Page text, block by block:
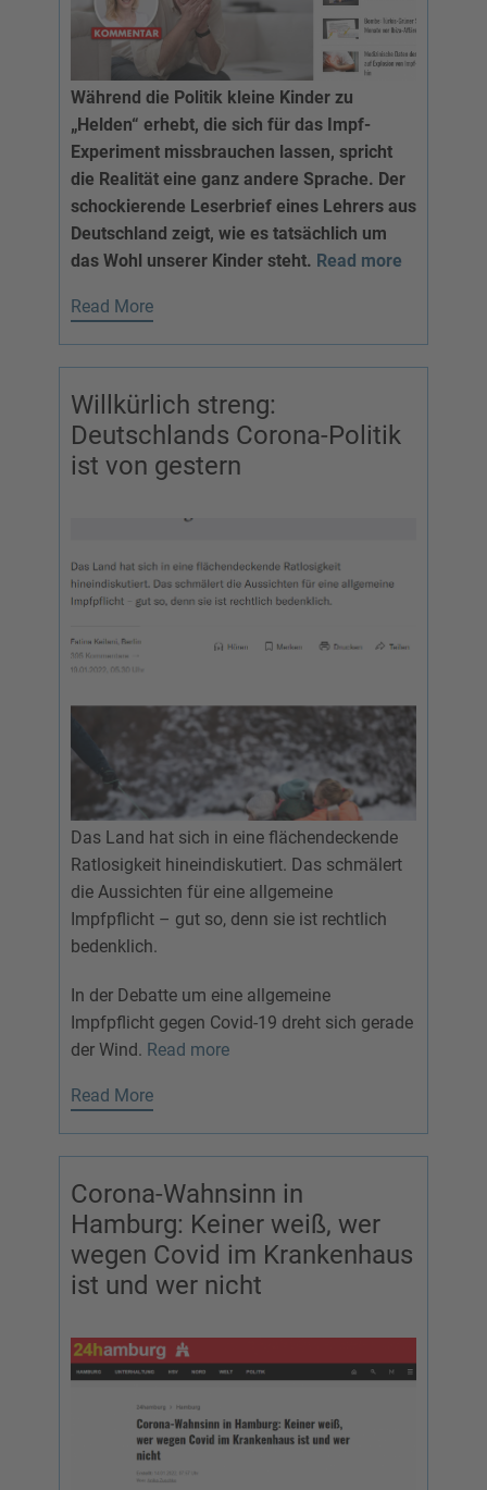
Während die Politik kleine Kinder zu
„Helden“ erhebt, die sich für das Impf-
Experiment missbrauchen lassen, spricht
die Realität eine ganz andere Sprache. Der
schockierende Leserbrief eines Lehrers aus
Deutschland zeigt, wie es tatsächlich um
das Wohl unserer Kinder steht. Read more
Read More
Willkürlich streng:
Deutschlands Corona-Politik
ist von gestern
Das Land hat sich in eine flächendeckende
Ratlosigkeit hineindiskutiert. Das schmälert
die Aussichten für eine allgemeine
Impfpflicht – gut so, denn sie ist rechtlich
bedenklich.
In der Debatte um eine allgemeine
Impfpflicht gegen Covid-19 dreht sich gerade
der Wind. Read more
Read More
Corona-Wahnsinn in
Hamburg: Keiner weiß, wer
wegen Covid im Krankenhaus
ist und wer nicht